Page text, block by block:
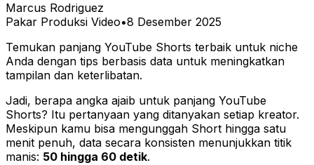
Marcus Rodriguez
Pakar Produksi Video•8 Desember 2025
Temukan panjang YouTube Shorts terbaik untuk niche
Anda dengan tips berbasis data untuk meningkatkan
tampilan dan keterlibatan.
Jadi, berapa angka ajaib untuk panjang YouTube
Shorts? Itu pertanyaan yang ditanyakan setiap kreator.
Meskipun kamu bisa mengunggah Short hingga satu
menit penuh, data secara konsisten menunjukkan titik
manis: 50 hingga 60 detik.